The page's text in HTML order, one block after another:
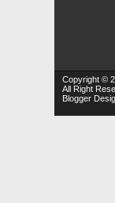
Copyright ©
All Right
Blogger